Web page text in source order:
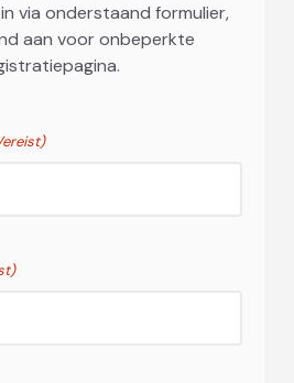
via onderstaand formulier,
aan voor onbeperkte